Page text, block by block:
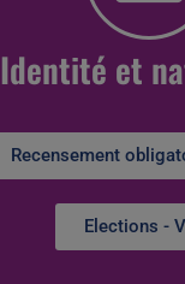
Identité et
Recensement
Elections -